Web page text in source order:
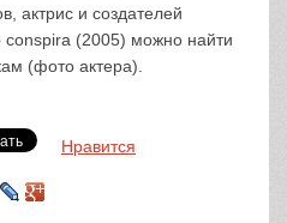
актрис и создателей
(2005) можно найти
(фото актера).
Нравится